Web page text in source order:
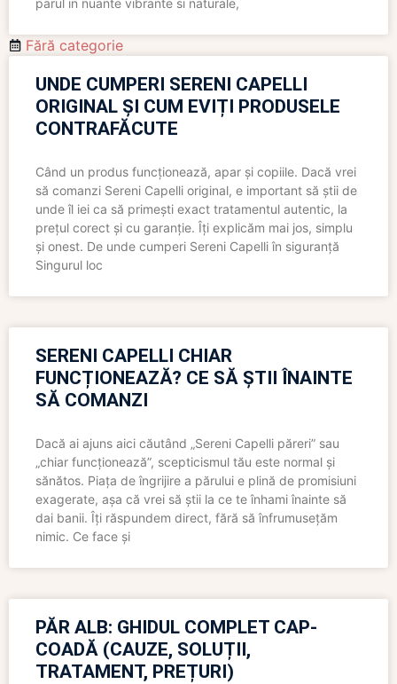
parul in nuante vibrante si naturale,
Fără categorie
UNDE CUMPERI SERENI CAPELLI
ORIGINAL ȘI CUM EVIȚI PRODUSELE
CONTRAFĂCUTE
Când un produs funcționează, apar și copiile. Dacă vrei
să comanzi Sereni Capelli original, e important să știi de
unde îl iei ca să primești exact tratamentul autentic, la
prețul corect și cu garanție. Îți explicăm mai jos, simplu
și onest. De unde cumperi Sereni Capelli în siguranță
Singurul loc
SERENI CAPELLI CHIAR
FUNCȚIONEAZĂ? CE SĂ ȘTII ÎNAINTE
SĂ COMANZI
Dacă ai ajuns aici căutând „Sereni Capelli păreri” sau
„chiar funcționează”, scepticismul tău este normal și
sănătos. Piața de îngrijire a părului e plină de promisiuni
exagerate, așa că vrei să știi la ce te înhami înainte să
dai banii. Îți răspundem direct, fără să înfrumusețăm
nimic. Ce face și
PĂR ALB: GHIDUL COMPLET CAP-
COADĂ (CAUZE, SOLUȚII,
TRATAMENT, PREȚURI)